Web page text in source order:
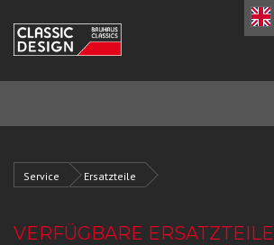
Service Ersatzteile
VERFÜGBARE ERSATZTEILE